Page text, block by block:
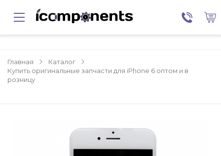
Главная
Каталог
Купить оригинальные запчасти для iPhone 6 оптом и в
розницу